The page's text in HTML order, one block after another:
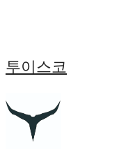
투이스코